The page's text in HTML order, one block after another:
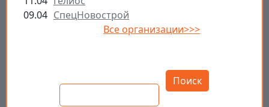
09.04 СпецНовострой
Все организации>>>